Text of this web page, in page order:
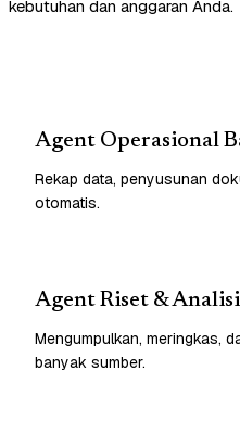
kebutuhan dan anggaran Anda.
Agent Operasional
Rekap data, penyusunan
otomatis.
Agent Riset &
Mengumpulkan, meringkas,
banyak sumber.